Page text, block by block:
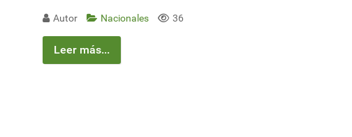
Autor Nacionales 36
Leer más...